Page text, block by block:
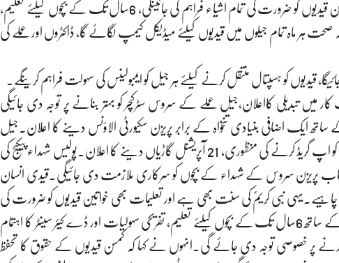
نیوز اور انٹرٹینمنٹ چینل دکھائے جائینگے.خواتین قیدیوں کو ضرورت کی تمام اشیاء فراہم کی جائینگی، 6سال تک کے بچوں کیلئے تعلیم،
صحت ہر ماہ تمام جیلوں میں قیدیوں کیلئے میڈیکل کیمپ لگائے گا، ڈاکٹروں اور عملے کی
قیدیوں کو ہسپتال منتقل کرنے کیلئے ہر جیل کو ایمبولینس کی سہولت فراہم کرینگے۔
میں تبدیلی کااعلان،جیل عملے کے سروس سٹرکچر کو بہتر بنانے پر توجہ دی جائیگی
کے ساتھ ایک اضافی بنیادی تنخواہ کے برابر پریزن سکیورٹی الاؤنس دینے کا اعلان.جیل
وارڈن، ہیڈ وارڈن اور چیف وارڈن کی پوسٹوں کو اپ گریڈ کرنے کی منظوری، 21 آپریشنل گاڑیاں دینے کا اعلان.پولیس شہداء پیکیج کی
پنجاب پریزن سروس کے شہداء کے بچوں کو سرکاری ملازمت دی جائیگی.قیدی انسان
نبی کریمؐ کی سنت بھی ہے اور تعلیمات بھی خواتین قیدیوں کو ضرورت کی
تمام اشیاء فراہم کی جائیں گی۔خواتین قیدیوں کے ساتھ 6سال تک کے بچوں کیلئے تعلیم، تفریحی سہولیات اور ڈے کیئر سینٹر کا اہتمام
کرنے پر خصوصی توجہ دی جائے گی۔انہوں نے کہا کہ کمسن قیدیوں کے حقوق کا تحفظ